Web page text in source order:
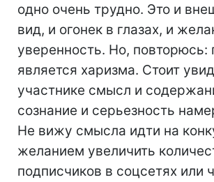
одно очень трудно. Это и
вид, и огонек в глазах, и
уверенность. Но, повторюсь:
является харизма. Стоит
участнике смысл и
сознание и серьезность
Не вижу смысла идти на
желанием увеличить
подписчиков в соцсетях или